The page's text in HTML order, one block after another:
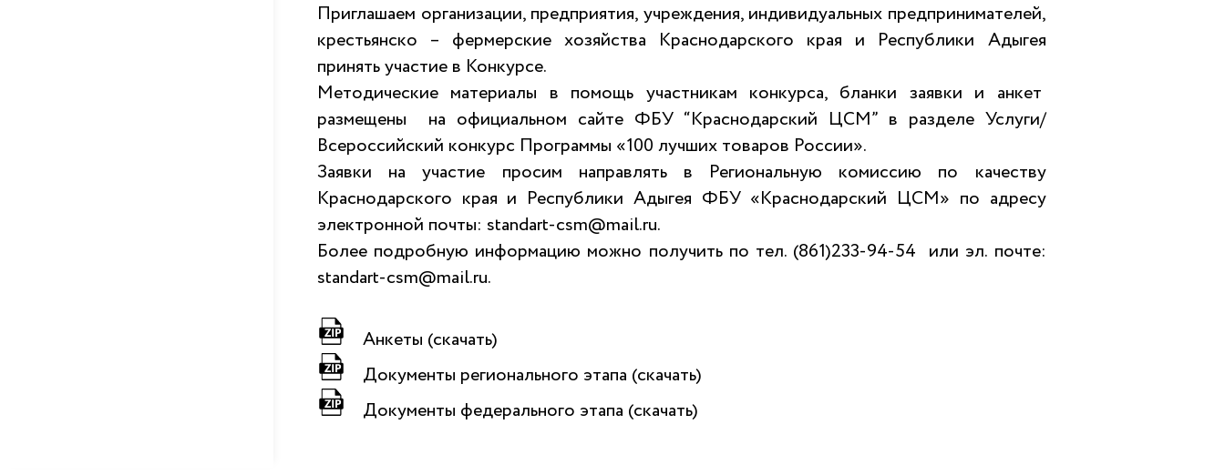
Приглашаем организации, предприятия, учреждения, индивидуальных предпринимателей,
крестьянско – фермерские хозяйства Краснодарского края и Республики Адыгея
принять участие в Конкурсе.
Методические материалы в помощь участникам конкурса, бланки заявки и анкет
размещены на официальном сайте ФБУ “Краснодарский ЦСМ” в разделе Услуги/
Всероссийский конкурс Программы «100 лучших товаров России».
Заявки на участие просим направлять в Региональную комиссию по качеству
Краснодарского края и Республики Адыгея ФБУ «Краснодарский ЦСМ» по адресу
электронной почты: standart-csm@mail.ru.
Более подробную информацию можно получить по тел. (861)233-94-54 или эл. почте:
standart-csm@mail.ru.
Анкеты (скачать)
Документы регионального этапа (скачать)
Документы федерального этапа (скачать)